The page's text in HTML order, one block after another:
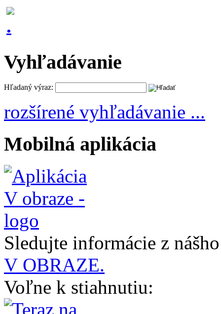
Vyhľadávanie
Hľadaný výraz:
rozšírené vyhľadávanie ...
Mobilná aplikácia
Sledujte informácie z
V OBRAZE.
Voľne k stiahnutiu: